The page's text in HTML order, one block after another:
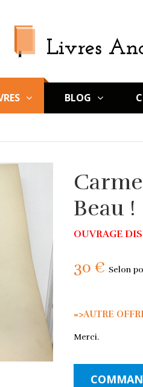
BLOG
Beau !
OUVRAGE
30 € Selon
=>AUTRE
Merci.